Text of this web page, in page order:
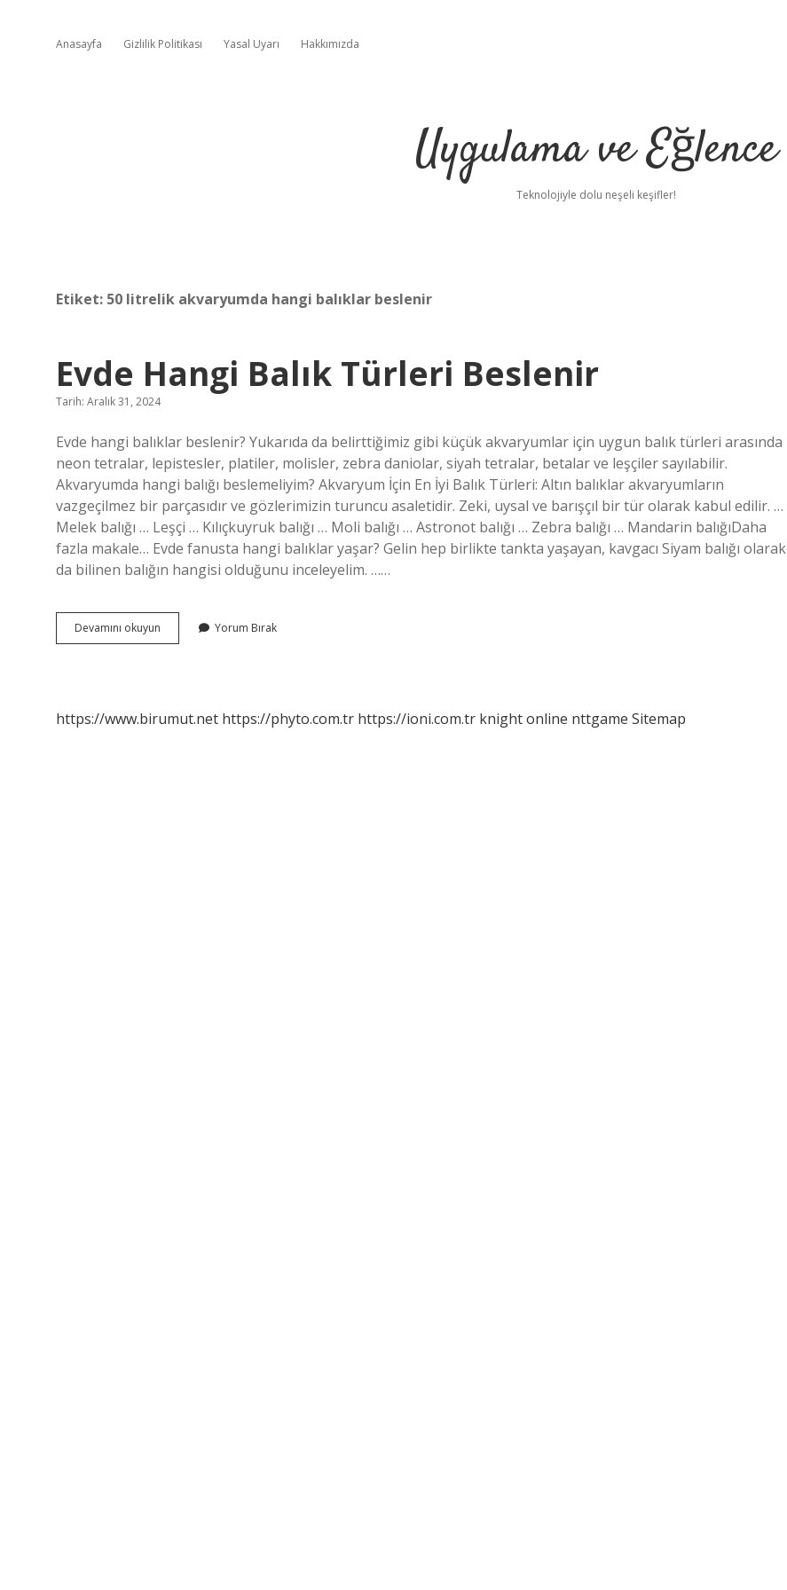
Anasayfa Gizlilik Politikası Yasal Uyarı Hakkımızda
Uygulama ve Eğlence
Teknolojiyle dolu neşeli keşifler!
Etiket: 50 litrelik akvaryumda hangi balıklar beslenir
Evde Hangi Balık Türleri Beslenir
Tarih: Aralık 31, 2024
Evde hangi balıklar beslenir? Yukarıda da belirttiğimiz gibi küçük akvaryumlar için uygun balık türleri arasında
neon tetralar, lepistesler, platiler, molisler, zebra daniolar, siyah tetralar, betalar ve leşçiler sayılabilir.
Akvaryumda hangi balığı beslemeliyim? Akvaryum İçin En İyi Balık Türleri: Altın balıklar akvaryumların
vazgeçilmez bir parçasıdır ve gözlerimizin turuncu asaletidir. Zeki, uysal ve barışçıl bir tür olarak kabul edilir. …
Melek balığı … Leşçi … Kılıçkuyruk balığı … Moli balığı … Astronot balığı … Zebra balığı … Mandarin balığıDaha
fazla makale… Evde fanusta hangi balıklar yaşar? Gelin hep birlikte tankta yaşayan, kavgacı Siyam balığı olarak
da bilinen balığın hangisi olduğunu inceleyelim. ……
Devamını okuyun
Hangi
Yorum Bırak
https://www.birumut.net https://phyto.com.tr https://ioni.com.tr knight online nttgame Sitemap